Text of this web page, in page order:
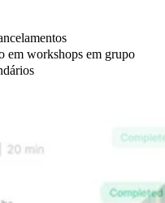
em workshops em grupo